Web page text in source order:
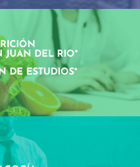
JUAN DEL RIO*
DE ESTUDIOS*